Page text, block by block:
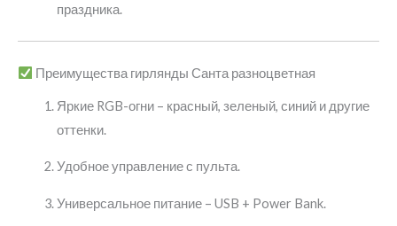
праздника.
Преимущества гирлянды Санта разноцветная
Яркие RGB-огни – красный, зеленый, синий и другие
оттенки.
Удобное управление с пульта.
Универсальное питание – USB + Power Bank.